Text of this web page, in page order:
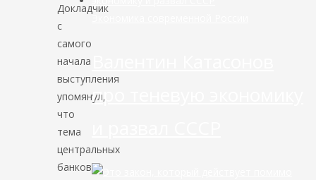
Докладчик
с
самого
начала
выступления
упомянул,
что
тема
центральных
банков
Экономика современной России
про теневую экономику